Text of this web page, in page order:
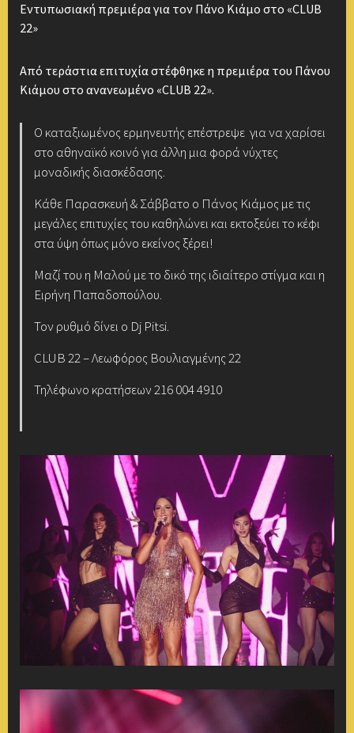
Εντυπωσιακή πρεμιέρα για τον Πάνο Κιάμο στο «CLUB
22»
Από τεράστια επιτυχία στέφθηκε η πρεμιέρα του Πάνου
Κιάμου στο ανανεωμένο «CLUB 22».
O καταξιωμένος ερμηνευτής επέστρεψε για να χαρίσει
στο αθηναϊκό κοινό για άλλη μια φορά νύχτες
μοναδικής διασκέδασης.
Κάθε Παρασκευή & Σάββατο ο Πάνος Κιάμος με τις
μεγάλες επιτυχίες του καθηλώνει και εκτοξεύει το κέφι
στα ύψη όπως μόνο εκείνος ξέρει!
Μαζί του η Μαλού με το δικό της ιδιαίτερο στίγμα και η
Ειρήνη Παπαδοπούλου.
Τον ρυθμό δίνει ο Dj Pitsi.
CLUB 22 – Λεωφόρος Βουλιαγμένης 22
Τηλέφωνο κρατήσεων 216 004 4910